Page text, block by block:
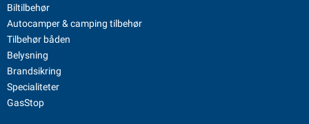
Biltilbehør
Autocamper & camping tilbehør
Tilbehør båden
Belysning
Brandsikring
Specialiteter
GasStop